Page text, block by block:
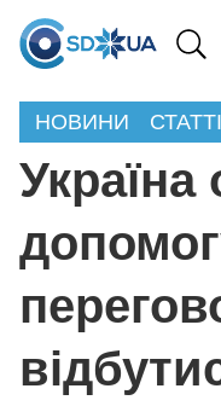
НОВИНИ СТАТТІ